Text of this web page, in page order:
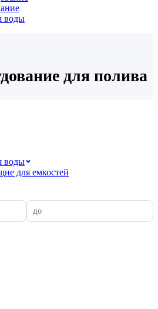
воды
для полива
воды
для емкостей